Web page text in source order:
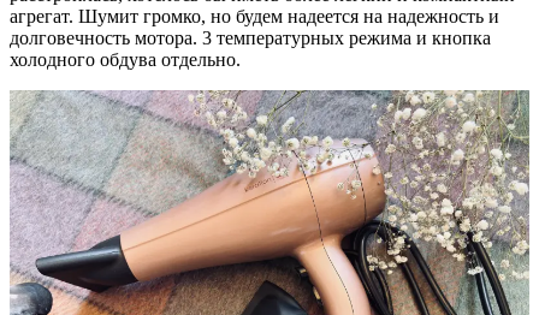
агрегат. Шумит громко, но будем надеется на надежность и
долговечность мотора. 3 температурных режима и кнопка
холодного обдува отдельно.